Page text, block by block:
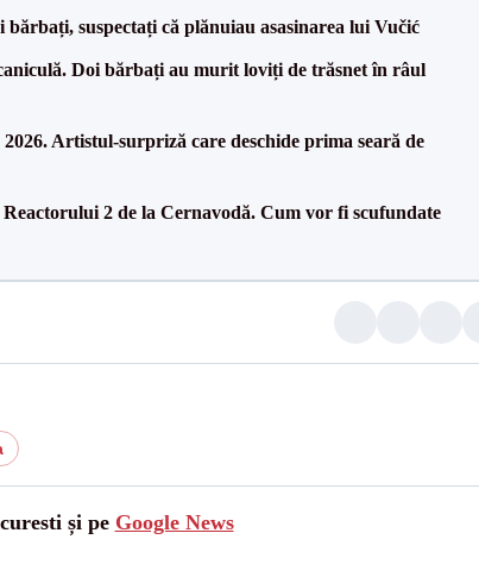
suspectați că plănuiau asasinarea lui Vučić
Doi bărbați au murit loviți de trăsnet în râul
Artistul-surpriză care deschide prima seară de
2 de la Cernavodă. Cum vor fi scufundate
și pe Google News